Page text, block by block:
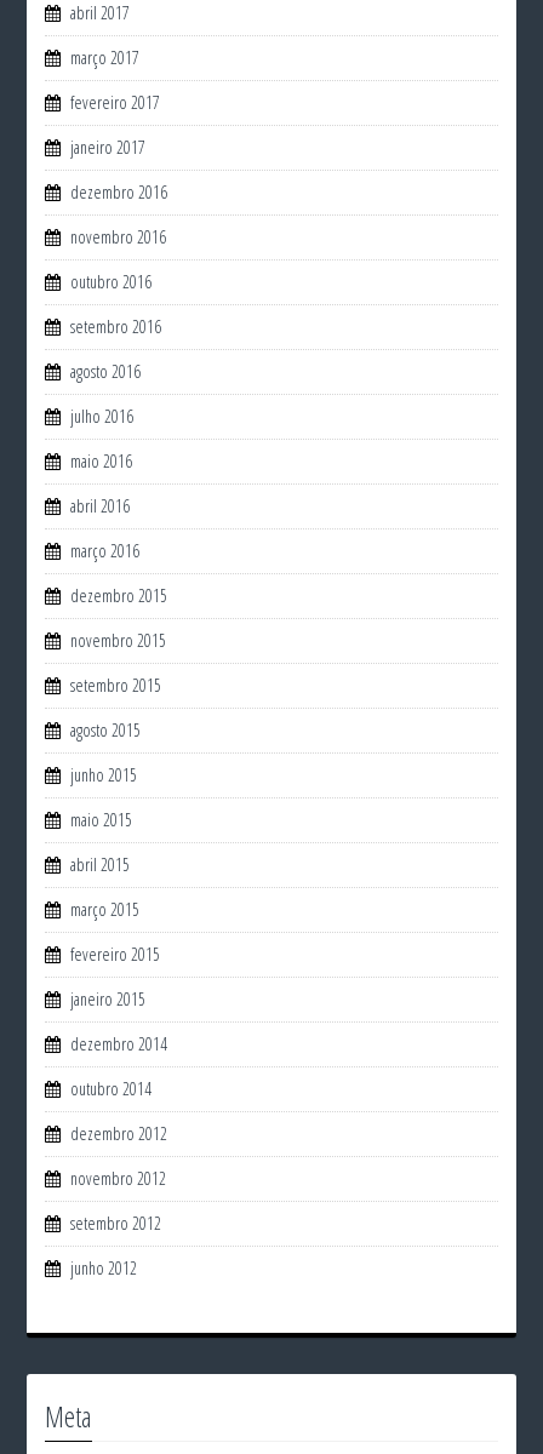
abril 2017
março 2017
fevereiro 2017
janeiro 2017
dezembro 2016
novembro 2016
outubro 2016
setembro 2016
agosto 2016
julho 2016
maio 2016
abril 2016
março 2016
dezembro 2015
novembro 2015
setembro 2015
agosto 2015
junho 2015
maio 2015
abril 2015
março 2015
fevereiro 2015
janeiro 2015
dezembro 2014
outubro 2014
dezembro 2012
novembro 2012
setembro 2012
junho 2012
Meta